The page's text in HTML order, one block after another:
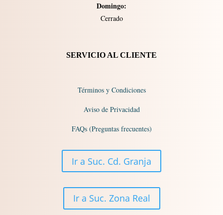
Domingo:
Cerrado​​
SERVICIO AL CLIENTE
Términos y Condiciones
Aviso de Privacidad
FAQs (Preguntas frecuentes)
Ir a Suc. Cd. Granja
Ir a Suc. Zona Real